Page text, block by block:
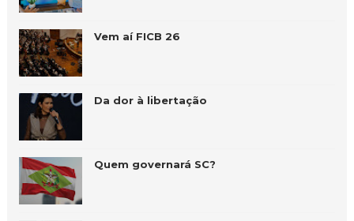
Vem aí FICB 26
Da dor à libertação
Quem governará SC?